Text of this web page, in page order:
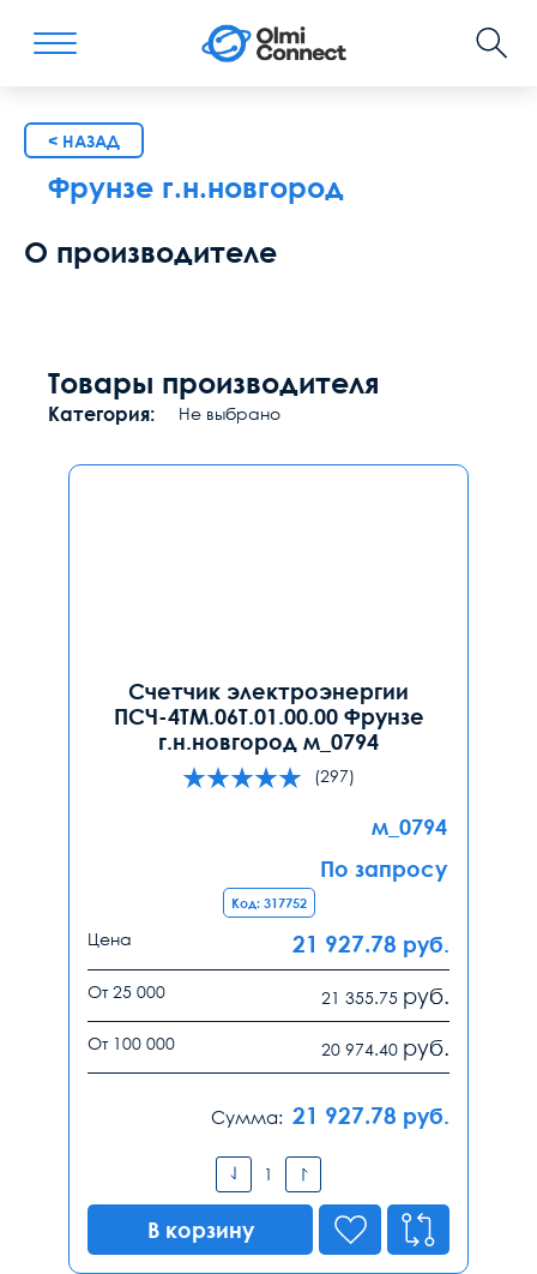
< НАЗАД
Фрунзе г.н.новгород
О производителе
Товары производителя
Категория: Не выбрано
Счетчик электроэнергии
ПСЧ-4ТМ.06Т.01.00.00 Фрунзе
г.н.новгород м_0794
(297)
м_0794
По запросу
Код: 317752
Цена 21 927.78 руб.
От 25 000 21 355.75 руб.
От 100 000 20 974.40 руб.
Сумма: 21 927.78 руб.
В корзину